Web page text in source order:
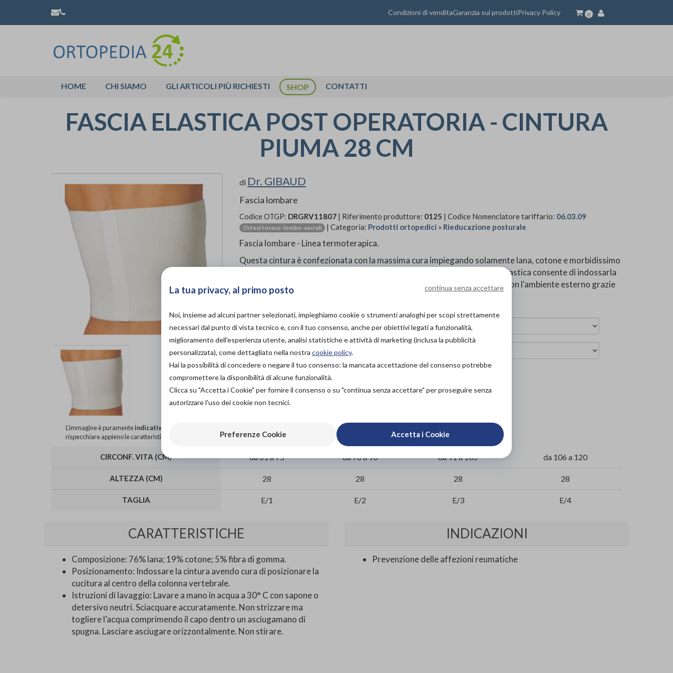
Condizioni di venditaGaranzia sui prodottiPrivacy Policy 0
HOME CHI SIAMO GLI ARTICOLI PIÙ RICHIESTI SHOP CONTATTI
FASCIA ELASTICA POST OPERATORIA - CINTURA
PIUMA 28 CM
L'immagine è puramenteindicativa
rispecchiare appieno le caratteristiche del prodotto.
di Dr. GIBAUD
Fascia lombare
Codice OTGP: DRGRV11807 | Riferimento produttore: 0125 | Codice Nomenclatore tariffario: 06.03.09
Ortesi toraco-lombo-sacrali | Categoria: Prodotti ortopedici » Rieducazione posturale
Fascia lombare - Linea termoterapica.
Questa cintura è confezionata con la massima cura impiegando solamente lana, cotone e morbidissimo
filato elastico. La sua tessitura in lana particolarmente leggera e molto elastica consente di indossarla
non solo d’inverno ma durante tutto l’anno. Rallenta lo scambio termico con l'ambiente esterno grazie
alla particolare costruzione del tessuto elastico isolante.
PROVA E ACQUISTA IN
NEGOZIO
NON DISPONIBILE
PROVA E NOLEGGIA IN
NEGOZIO
NON DISPONIBILE
ACQUISTA ONLINE
CIRCONF. VITA (CM) da 61 a 75 da 76 a 90 da 91 a 105 da 106 a 120
ALTEZZA (CM) 28 28 28 28
TAGLIA E/1 E/2 E/3 E/4
CARATTERISTICHE
Composizione: 76% lana; 19% cotone; 5% fibra di gomma.
Posizionamento: Indossare la cintura avendo cura di posizionare la
cucitura al centro della colonna vertebrale.
Istruzioni di lavaggio: Lavare a mano in acqua a 30° C con sapone o
detersivo neutri. Sciacquare accuratamente. Non strizzare ma
togliere l’acqua comprimendo il capo dentro un asciugamano di
spugna. Lasciare asciugare orizzontalmente. Non stirare.
INDICAZIONI
Prevenzione delle affezioni reumatiche
La tua privacy, al primo posto continua senza accettare
Noi, insieme ad alcuni partner selezionati, impieghiamo cookie o strumenti analoghi per scopi strettamente
necessari dal punto di vista tecnico e, con il tuo consenso, anche per obiettivi legati a funzionalità,
miglioramento dell'esperienza utente, analisi statistiche e attività di marketing (inclusa la pubblicità
personalizzata), come dettagliato nella nostra cookie policy.
Hai la possibilità di concedere o negare il tuo consenso: la mancata accettazione del consenso potrebbe
compromettere la disponibilità di alcune funzionalità.
Clicca su "Accetta i Cookie" per fornire il consenso o su "continua senza accettare" per proseguire senza
autorizzare l'uso dei cookie non tecnici.
Preferenze Cookie Accetta i Cookie